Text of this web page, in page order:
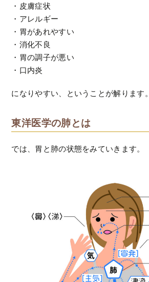
・皮膚症状
・アレルギー
・胃があれやすい
・消化不良
・胃の調子が悪い
・口内炎
になりやすい、ということが解ります。
東洋医学の肺とは
では、胃と肺の状態をみていきます。